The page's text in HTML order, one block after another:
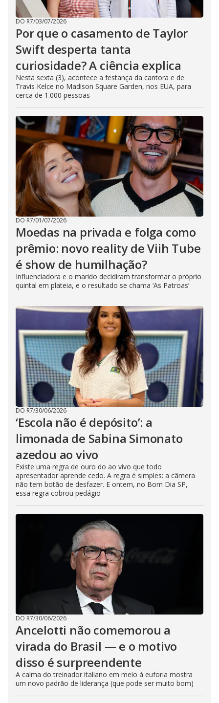
DO R7/03/07/2026
Por que o casamento de Taylor
Swift desperta tanta
curiosidade? A ciência explica
Nesta sexta (3), acontece a festança da cantora e de
Travis Kelce no Madison Square Garden, nos EUA, para
cerca de 1.000 pessoas
DO R7/01/07/2026
Moedas na privada e folga como
prêmio: novo reality de Viih Tube
é show de humilhação?
Influenciadora e o marido decidiram transformar o próprio
quintal em plateia, e o resultado se chama ‘As Patroas’
DO R7/30/06/2026
‘Escola não é depósito’: a
limonada de Sabina Simonato
azedou ao vivo
Existe uma regra de ouro do ao vivo que todo
apresentador aprende cedo. A regra é simples: a câmera
não tem botão de desfazer. E ontem, no Bom Dia SP,
essa regra cobrou pedágio
DO R7/30/06/2026
Ancelotti não comemorou a
virada do Brasil — e o motivo
disso é surpreendente
A calma do treinador italiano em meio à euforia mostra
um novo padrão de liderança (que pode ser muito bom)